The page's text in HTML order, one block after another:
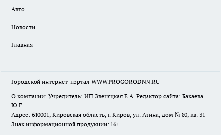
Авто
Новости
Главная
Городской интернет-портал WWW.PROGORODNN.RU
О компании: Учредитель: ИП Звеняцкая Е.А. Редактор сайта: Бакаева
Ю.Г.
Адрес: 610001, Кировская область, г. Киров, ул. Азина, дом № 80, кв. 31
Знак информационной продукции: 16+